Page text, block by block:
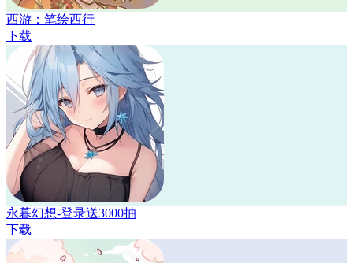
西游：笔绘西行
下载
永暮幻想-登录送3000抽
下载